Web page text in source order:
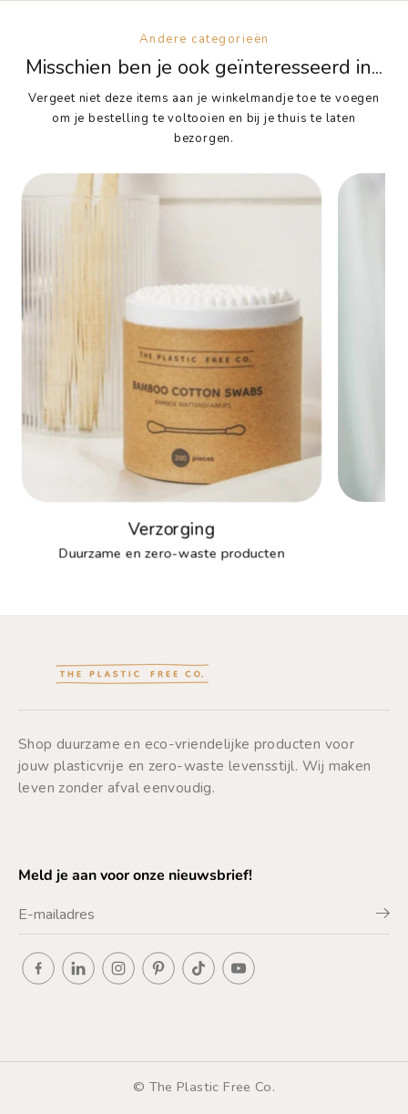
Andere categorieën
Misschien ben je ook geïnteresseerd in...
Vergeet niet deze items aan je winkelmandje toe te voegen
om je bestelling te voltooien en bij je thuis te laten
bezorgen.
Verzorging
Duurzame en zero-waste producten
Shop duurzame en eco-vriendelijke producten voor
jouw plasticvrije en zero-waste levensstijl. Wij maken
leven zonder afval eenvoudig.
Meld je aan voor onze nieuwsbrief!
© The Plastic Free Co.